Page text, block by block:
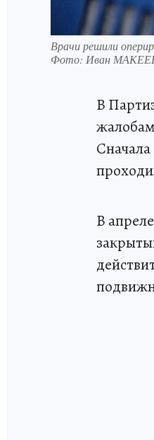
Врачи решили
Фото: Иван
В
В